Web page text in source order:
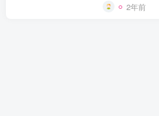
2年前